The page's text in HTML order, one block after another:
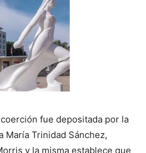
fue depositada por la
María Trinidad Sánchez,
y la misma establece que